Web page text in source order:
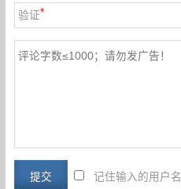
验证*
记住输入的用户名